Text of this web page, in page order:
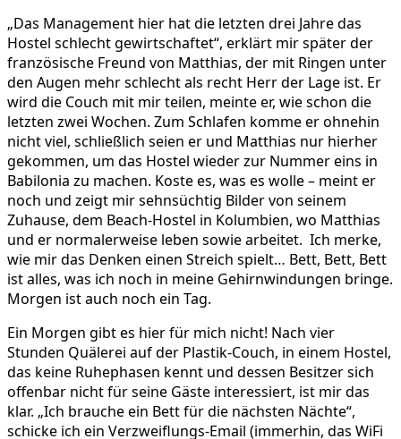
„Das Management hier hat die letzten drei Jahre das
Hostel schlecht gewirtschaftet“, erklärt mir später der
französische Freund von Matthias, der mit Ringen unter
den Augen mehr schlecht als recht Herr der Lage ist. Er
wird die Couch mit mir teilen, meinte er, wie schon die
letzten zwei Wochen. Zum Schlafen komme er ohnehin
nicht viel, schließlich seien er und Matthias nur hierher
gekommen, um das Hostel wieder zur Nummer eins in
Babilonia zu machen. Koste es, was es wolle – meint er
noch und zeigt mir sehnsüchtig Bilder von seinem
Zuhause, dem Beach-Hostel in Kolumbien, wo Matthias
und er normalerweise leben sowie arbeitet. Ich merke,
wie mir das Denken einen Streich spielt… Bett, Bett, Bett
ist alles, was ich noch in meine Gehirnwindungen bringe.
Morgen ist auch noch ein Tag.
Ein Morgen gibt es hier für mich nicht! Nach vier
Stunden Quälerei auf der Plastik-Couch, in einem Hostel,
das keine Ruhephasen kennt und dessen Besitzer sich
offenbar nicht für seine Gäste interessiert, ist mir das
klar. „Ich brauche ein Bett für die nächsten Nächte“,
schicke ich ein Verzweiflungs-Email (immerhin, das WiFi